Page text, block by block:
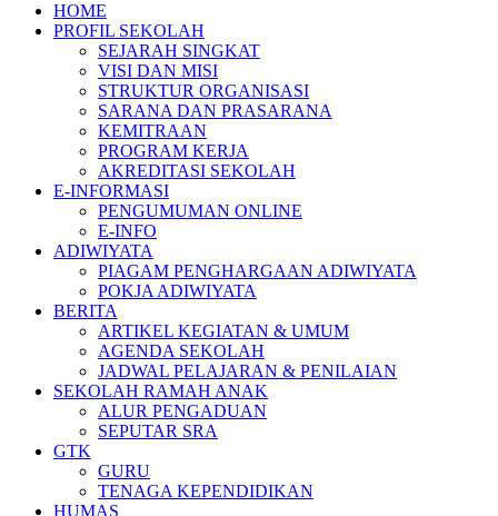
HOME
PROFIL SEKOLAH
SEJARAH SINGKAT
VISI DAN MISI
STRUKTUR ORGANISASI
SARANA DAN PRASARANA
KEMITRAAN
PROGRAM KERJA
AKREDITASI SEKOLAH
E-INFORMASI
PENGUMUMAN ONLINE
E-INFO
ADIWIYATA
PIAGAM PENGHARGAAN ADIWIYATA
POKJA ADIWIYATA
BERITA
ARTIKEL KEGIATAN & UMUM
AGENDA SEKOLAH
JADWAL PELAJARAN & PENILAIAN
SEKOLAH RAMAH ANAK
ALUR PENGADUAN
SEPUTAR SRA
GTK
GURU
TENAGA KEPENDIDIKAN
HUMAS